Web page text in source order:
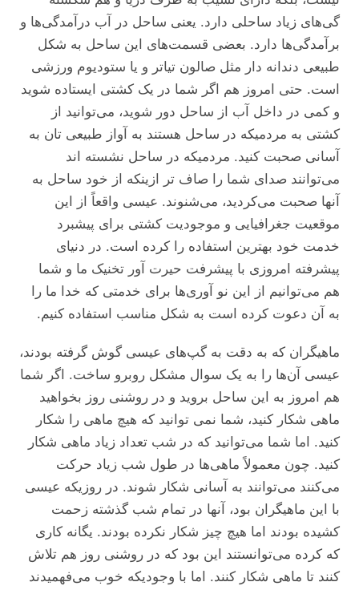
گی‌های زیاد ساحلی دارد. یعنی ساحل در آب درآمدگی‌ها و
برآمدگی‌ها دارد. بعضی قسمت‌های این ساحل به شکل
طبیعی دندانه دار مثل صالون تیاتر و یا ستودیوم ورزشی
است. حتی امروز هم اگر شما در یک کشتی ایستاده شوید
و کمی در داخل آب از ساحل دور شوید، می‌توانید از
کشتی به مردمیکه در ساحل هستند به آواز طبیعی تان به
آسانی صحبت کنید. مردمیکه در ساحل نشسته اند
می‌توانند صدای شما را صاف تر ازینکه از خود ساحل به
آنها صحبت می‌کردید، می‌شنوند. عیسی واقعاً از این
موقعیت جغرافیایی و موجودیت کشتی برای پیشبرد
خدمت خود بهترین استفاده را کرده است. در دنیای
پیشرفته امروزی با پیشرفت حیرت آور تخنیک ما و شما
هم می‌توانیم از این نو آوری‌ها برای خدمتی که خدا ما را
به آن دعوت کرده است به شکل مناسب استفاده کنیم.
ماهیگران که به دقت به گپ‌های عیسی گوش گرفته بودند،
عیسی آن‌ها را به یک سوال مشکل روبرو ساخت. اگر شما
هم امروز به این ساحل بروید و در روشنی روز بخواهید
ماهی شکار کنید، شما نمی توانید که هیچ ماهی را شکار
کنید. اما شما می‌توانید که در شب تعداد زیاد ماهی شکار
کنید. چون معمولاً ماهی‌ها در طول شب زیاد حرکت
می‌کنند می‌توانند به آسانی شکار شوند. در روزیکه عیسی
با این ماهیگران بود، آنها در تمام شب گذشته زحمت
کشیده بودند اما هیچ چیز شکار نکرده بودند. یگانه کاری
که کرده می‌توانستند این بود که در روشنی روز هم تلاش
کنند تا ماهی شکار کنند. اما با وجودیکه خوب می‌فهمیدند